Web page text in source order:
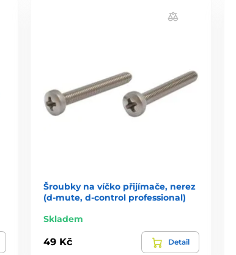
Šroubky na víčko přijímače, nerez
(d-mute, d-control professional)
Skladem
49 Kč Detail